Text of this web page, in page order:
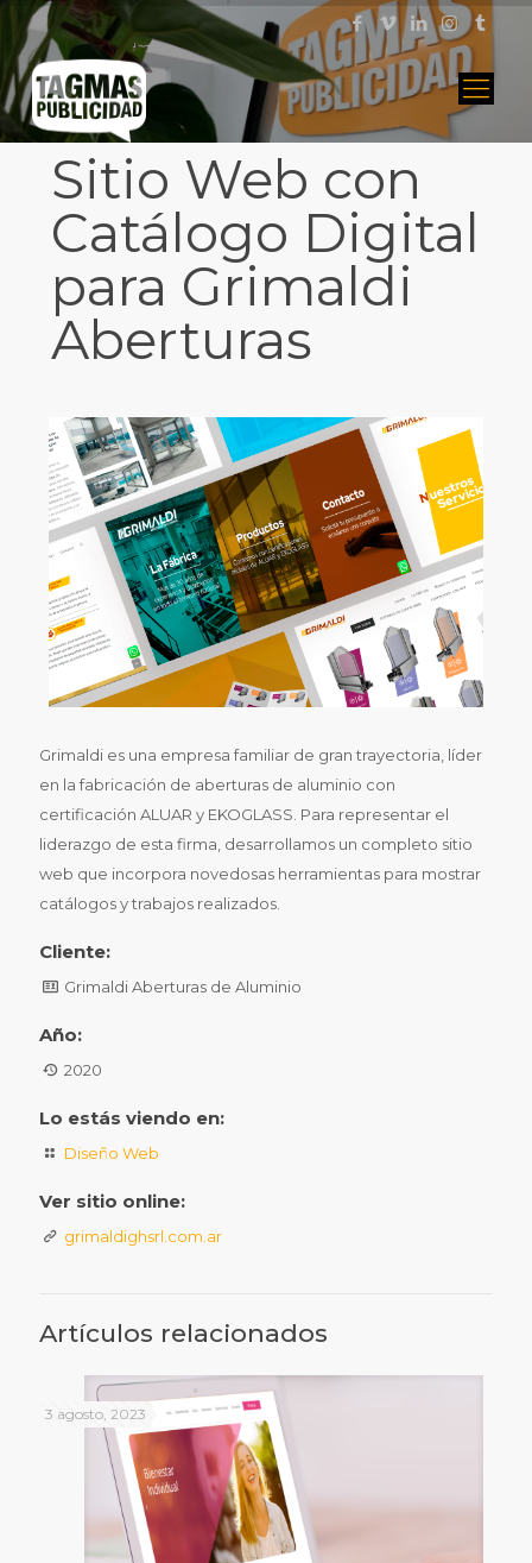
Sitio Web con
Catálogo Digital
para Grimaldi
Aberturas
Grimaldi es una empresa familiar de gran trayectoria, líder
en la fabricación de aberturas de aluminio con
certificación ALUAR y EKOGLASS. Para representar el
liderazgo de esta firma, desarrollamos un completo sitio
web que incorpora novedosas herramientas para mostrar
catálogos y trabajos realizados.
Cliente:
Grimaldi Aberturas de Aluminio
Año:
2020
Lo estás viendo en:
Diseño Web
Ver sitio online:
grimaldighsrl.com.ar
Artículos relacionados
3 agosto, 2023